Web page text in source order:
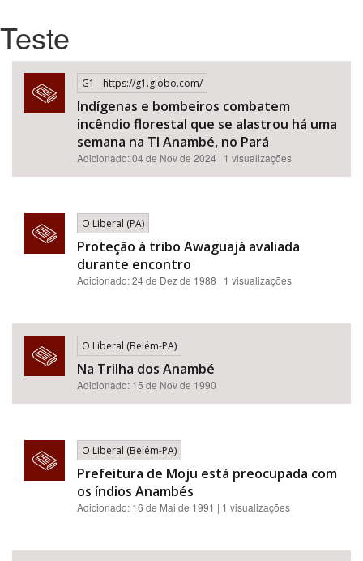
Tema
Área Protegida
Teste
G1 - https://g1.globo.com/
Indígenas e bombeiros combatem
incêndio florestal que se alastrou há uma
semana na TI Anambé, no Pará
Adicionado: 04 de Nov de 2024 | 1 visualizações
O Liberal (PA)
Proteção à tribo Awaguajá avaliada
durante encontro
Adicionado: 24 de Dez de 1988 | 1 visualizações
O Liberal (Belém-PA)
Na Trilha dos Anambé
Adicionado: 15 de Nov de 1990
O Liberal (Belém-PA)
Prefeitura de Moju está preocupada com
os índios Anambés
Adicionado: 16 de Mai de 1991 | 1 visualizações